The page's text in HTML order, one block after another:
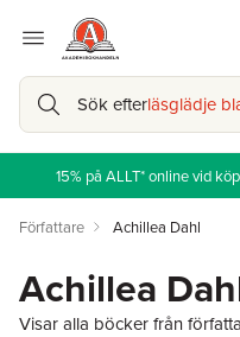
Sök efterläsglädje
15% på ALLT* online vid
Författare Achillea Dahl
Achillea
Visar alla böcker från